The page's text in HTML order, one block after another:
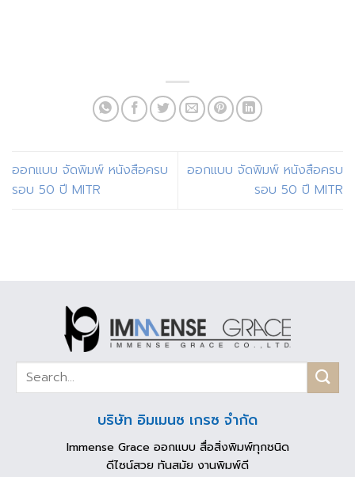
ออกแบบ จัดพิมพ์ หนังสือครบ
รอบ 50 ปี MITR
ออกแบบ จัดพิมพ์ หนังสือครบ
รอบ 50 ปี MITR
บริษัท อิมเมนซ เกรซ จำกัด
Immense Grace ออกแบบ สื่อสิ่งพิมพ์ทุกชนิด
ดีไซน์สวย ทันสมัย งานพิมพ์ดี